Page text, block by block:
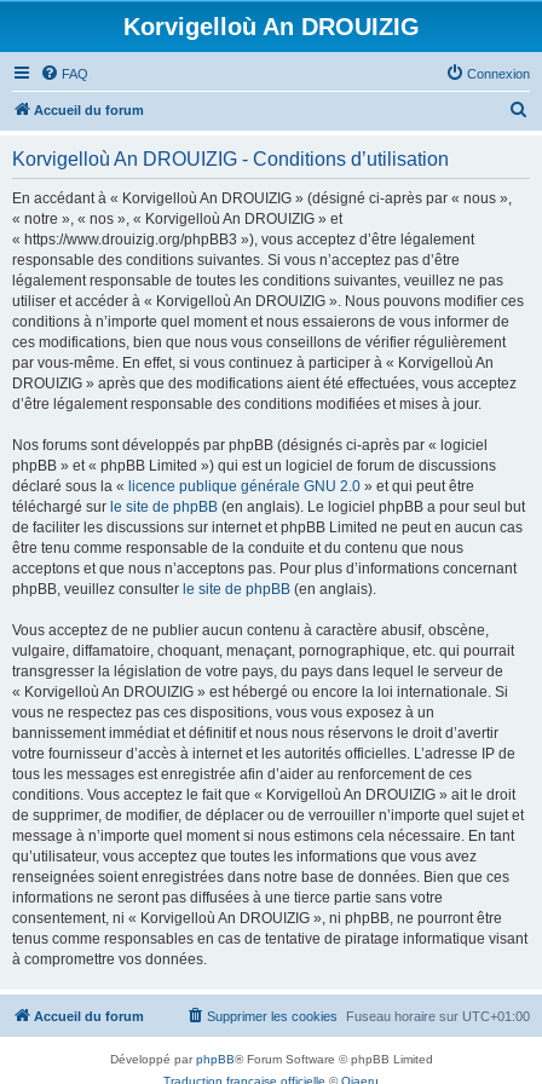
Korvigelloù An DROUIZIG
FAQ Connexion
Accueil du forum
Korvigelloù An DROUIZIG - Conditions d’utilisation
En accédant à « Korvigelloù An DROUIZIG » (désigné ci-après par « nous »,
« notre », « nos », « Korvigelloù An DROUIZIG » et
« https://www.drouizig.org/phpBB3 »), vous acceptez d’être légalement
responsable des conditions suivantes. Si vous n’acceptez pas d’être
légalement responsable de toutes les conditions suivantes, veuillez ne pas
utiliser et accéder à « Korvigelloù An DROUIZIG ». Nous pouvons modifier ces
conditions à n’importe quel moment et nous essaierons de vous informer de
ces modifications, bien que nous vous conseillons de vérifier régulièrement
par vous-même. En effet, si vous continuez à participer à « Korvigelloù An
DROUIZIG » après que des modifications aient été effectuées, vous acceptez
d’être légalement responsable des conditions modifiées et mises à jour.
Nos forums sont développés par phpBB (désignés ci-après par « logiciel
phpBB » et « phpBB Limited ») qui est un logiciel de forum de discussions
déclaré sous la « licence publique générale GNU 2.0 » et qui peut être
téléchargé sur le site de phpBB (en anglais). Le logiciel phpBB a pour seul but
de faciliter les discussions sur internet et phpBB Limited ne peut en aucun cas
être tenu comme responsable de la conduite et du contenu que nous
acceptons et que nous n’acceptons pas. Pour plus d’informations concernant
phpBB, veuillez consulter le site de phpBB (en anglais).
Vous acceptez de ne publier aucun contenu à caractère abusif, obscène,
vulgaire, diffamatoire, choquant, menaçant, pornographique, etc. qui pourrait
transgresser la législation de votre pays, du pays dans lequel le serveur de
« Korvigelloù An DROUIZIG » est hébergé ou encore la loi internationale. Si
vous ne respectez pas ces dispositions, vous vous exposez à un
bannissement immédiat et définitif et nous nous réservons le droit d’avertir
votre fournisseur d’accès à internet et les autorités officielles. L’adresse IP de
tous les messages est enregistrée afin d’aider au renforcement de ces
conditions. Vous acceptez le fait que « Korvigelloù An DROUIZIG » ait le droit
de supprimer, de modifier, de déplacer ou de verrouiller n’importe quel sujet et
message à n’importe quel moment si nous estimons cela nécessaire. En tant
qu’utilisateur, vous acceptez que toutes les informations que vous avez
renseignées soient enregistrées dans notre base de données. Bien que ces
informations ne seront pas diffusées à une tierce partie sans votre
consentement, ni « Korvigelloù An DROUIZIG », ni phpBB, ne pourront être
tenus comme responsables en cas de tentative de piratage informatique visant
à compromettre vos données.
Accueil du forum Fuseau horaire sur UTC+01:00
Supprimer les cookies
Développé parphpBB® Forum Software © phpBB Limited
Traduction française officielle ©Qiaeru